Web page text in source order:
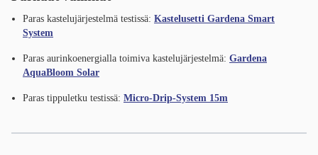
Paras kastelujärjestelmä testissä: Kastelusetti Gardena Smart
System
Paras aurinkoenergialla toimiva kastelujärjestelmä: Gardena
AquaBloom Solar
Paras tippuletku testissä: Micro-Drip-System 15m